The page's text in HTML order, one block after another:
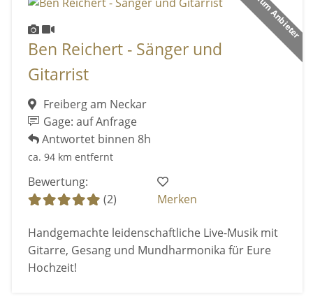
Ben Reichert - Sänger und
Gitarrist
Freiberg am Neckar
Gage: auf Anfrage
Antwortet binnen 8h
ca. 94 km entfernt
Bewertung:
(2)
Merken
Handgemachte leidenschaftliche Live-Musik mit
Gitarre, Gesang und Mundharmonika für Eure
Hochzeit!